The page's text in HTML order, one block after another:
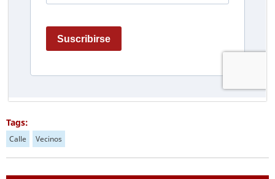
Tags:
Calle Vecinos